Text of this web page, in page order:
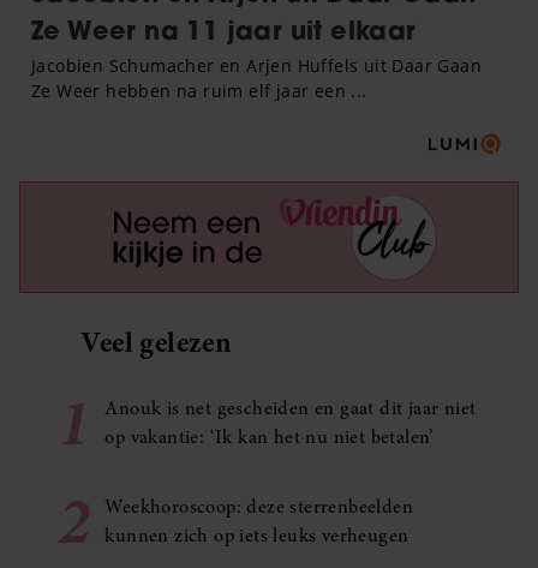
Veel gelezen
1
Anouk is net gescheiden en gaat dit jaar niet
op vakantie: ‘Ik kan het nu niet betalen’
2
Weekhoroscoop: deze sterrenbeelden
kunnen zich op iets leuks verheugen